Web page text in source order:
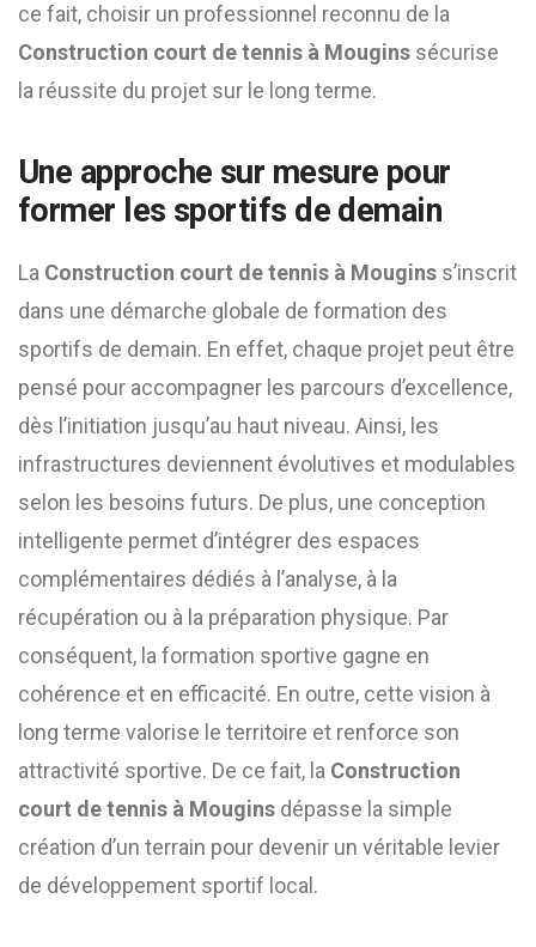
ce fait, choisir un professionnel reconnu de la
Construction court de tennis à Mougins sécurise
la réussite du projet sur le long terme.
Une approche sur mesure pour
former les sportifs de demain
La Construction court de tennis à Mougins s’inscrit
dans une démarche globale de formation des
sportifs de demain. En effet, chaque projet peut être
pensé pour accompagner les parcours d’excellence,
dès l’initiation jusqu’au haut niveau. Ainsi, les
infrastructures deviennent évolutives et modulables
selon les besoins futurs. De plus, une conception
intelligente permet d’intégrer des espaces
complémentaires dédiés à l’analyse, à la
récupération ou à la préparation physique. Par
conséquent, la formation sportive gagne en
cohérence et en efficacité. En outre, cette vision à
long terme valorise le territoire et renforce son
attractivité sportive. De ce fait, la Construction
court de tennis à Mougins dépasse la simple
création d’un terrain pour devenir un véritable levier
de développement sportif local.